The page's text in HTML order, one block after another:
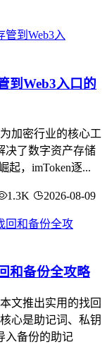
到Web3入口的
加密行业的核心工
决了数字资产存储
起，imToken逐...
1.3K 2026-08-09
和备份全攻略
文推出实用的找回
心是助记词、私钥
入备份的助记